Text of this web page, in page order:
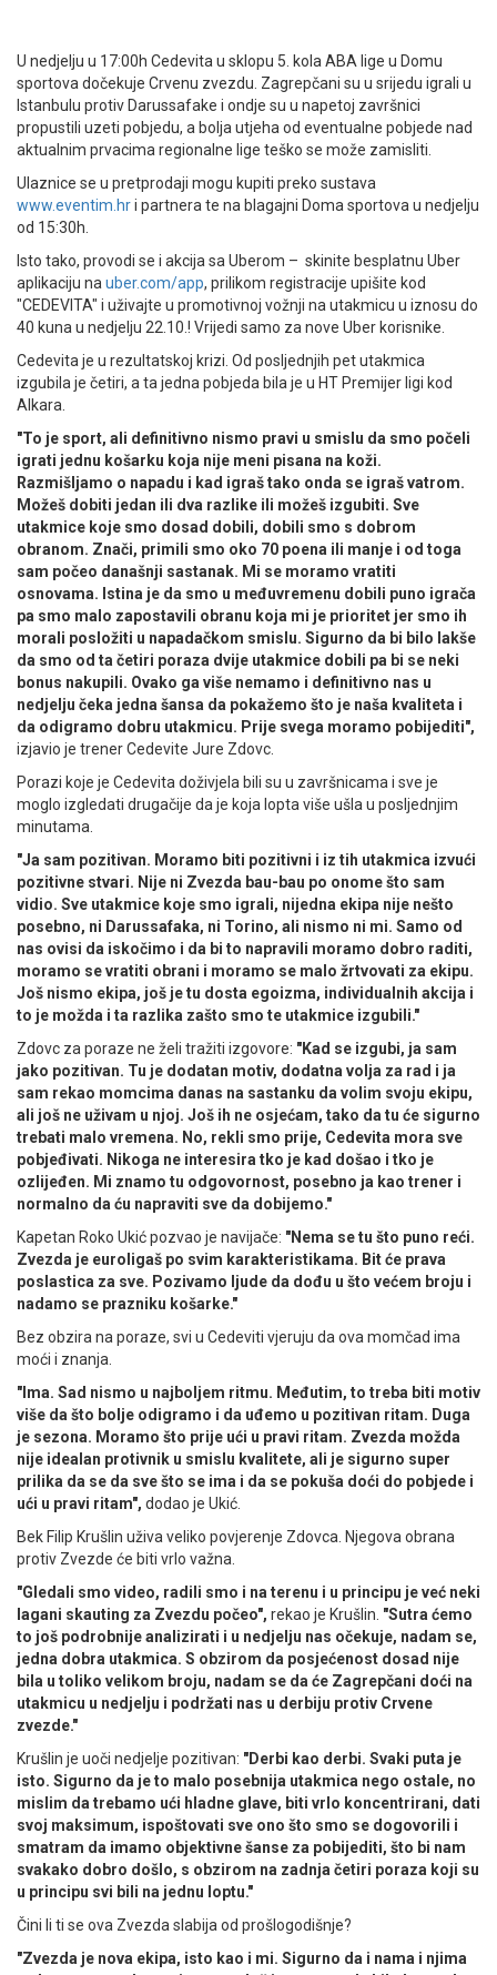
U nedjelju u 17:00h Cedevita u sklopu 5. kola ABA lige u Domu
sportova dočekuje Crvenu zvezdu. Zagrepčani su u srijedu igrali u
Istanbulu protiv Darussafake i ondje su u napetoj završnici
propustili uzeti pobjedu, a bolja utjeha od eventualne pobjede nad
aktualnim prvacima regionalne lige teško se može zamisliti.
Ulaznice se u pretprodaji mogu kupiti preko sustava
www.eventim.hri partnera te na blagajni Doma sportova u nedjelju
od 15:30h.
Isto tako, provodi se i akcija sa Uberom – skinite besplatnu Uber
aplikaciju na uber.com/app, prilikom registracije upišite kod
"CEDEVITA" i uživajte u promotivnoj vožnji na utakmicu u iznosu do
40 kuna u nedjelju 22.10.! Vrijedi samo za nove Uber korisnike.
Cedevita je u rezultatskoj krizi. Od posljednjih pet utakmica
izgubila je četiri, a ta jedna pobjeda bila je u HT Premijer ligi kod
Alkara.
"To je sport, ali definitivno nismo pravi u smislu da smo počeli
igrati jednu košarku koja nije meni pisana na koži.
Razmišljamo o napadu i kad igraš tako onda se igraš vatrom.
Možeš dobiti jedan ili dva razlike ili možeš izgubiti. Sve
utakmice koje smo dosad dobili, dobili smo s dobrom
obranom. Znači, primili smo oko 70 poena ili manje i od toga
sam počeo današnji sastanak. Mi se moramo vratiti
osnovama. Istina je da smo u međuvremenu dobili puno igrača
pa smo malo zapostavili obranu koja mi je prioritet jer smo ih
morali posložiti u napadačkom smislu. Sigurno da bi bilo lakše
da smo od ta četiri poraza dvije utakmice dobili pa bi se neki
bonus nakupili. Ovako ga više nemamo i definitivno nas u
nedjelju čeka jedna šansa da pokažemo što je naša kvaliteta i
da odigramo dobru utakmicu. Prije svega moramo pobijediti",
izjavio je trener Cedevite Jure Zdovc.
Porazi koje je Cedevita doživjela bili su u završnicama i sve je
moglo izgledati drugačije da je koja lopta više ušla u posljednjim
minutama.
"Ja sam pozitivan. Moramo biti pozitivni i iz tih utakmica izvući
pozitivne stvari. Nije ni Zvezda bau-bau po onome što sam
vidio. Sve utakmice koje smo igrali, nijedna ekipa nije nešto
posebno, ni Darussafaka, ni Torino, ali nismo ni mi. Samo od
nas ovisi da iskočimo i da bi to napravili moramo dobro raditi,
moramo se vratiti obrani i moramo se malo žrtvovati za ekipu.
Još nismo ekipa, još je tu dosta egoizma, individualnih akcija i
to je možda i ta razlika zašto smo te utakmice izgubili."
Zdovc za poraze ne želi tražiti izgovore: "Kad se izgubi, ja sam
jako pozitivan. Tu je dodatan motiv, dodatna volja za rad i ja
sam rekao momcima danas na sastanku da volim svoju ekipu,
ali još ne uživam u njoj. Još ih ne osjećam, tako da tu će sigurno
trebati malo vremena. No, rekli smo prije, Cedevita mora sve
pobjeđivati. Nikoga ne interesira tko je kad došao i tko je
ozlijeđen. Mi znamo tu odgovornost, posebno ja kao trener i
normalno da ću napraviti sve da dobijemo."
Kapetan Roko Ukić pozvao je navijače: "Nema se tu što puno reći.
Zvezda je euroligaš po svim karakteristikama. Bit će prava
poslastica za sve. Pozivamo ljude da dođu u što većem broju i
nadamo se prazniku košarke."
Bez obzira na poraze, svi u Cedeviti vjeruju da ova momčad ima
moći i znanja.
"Ima. Sad nismo u najboljem ritmu. Međutim, to treba biti motiv
više da što bolje odigramo i da uđemo u pozitivan ritam. Duga
je sezona. Moramo što prije ući u pravi ritam. Zvezda možda
nije idealan protivnik u smislu kvalitete, ali je sigurno super
prilika da se da sve što se ima i da se pokuša doći do pobjede i
ući u pravi ritam", dodao je Ukić.
Bek Filip Krušlin uživa veliko povjerenje Zdovca. Njegova obrana
protiv Zvezde će biti vrlo važna.
"Gledali smo video, radili smo i na terenu i u principu je već neki
lagani skauting za Zvezdu počeo", rekao je Krušlin. "Sutra ćemo
to još podrobnije analizirati i u nedjelju nas očekuje, nadam se,
jedna dobra utakmica. S obzirom da posjećenost dosad nije
bila u toliko velikom broju, nadam se da će Zagrepčani doći na
utakmicu u nedjelju i podržati nas u derbiju protiv Crvene
zvezde."
Krušlin je uoči nedjelje pozitivan: "Derbi kao derbi. Svaki puta je
isto. Sigurno da je to malo posebnija utakmica nego ostale, no
mislim da trebamo ući hladne glave, biti vrlo koncentrirani, dati
svoj maksimum, ispoštovati sve ono što smo se dogovorili i
smatram da imamo objektivne šanse za pobijediti, što bi nam
svakako dobro došlo, s obzirom na zadnja četiri poraza koji su
u principu svi bili na jednu loptu."
Čini li ti se ova Zvezda slabija od prošlogodišnje?
"Zvezda je nova ekipa, isto kao i mi. Sigurno da i nama i njima